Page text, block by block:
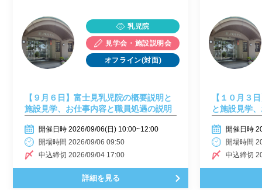
乳児院
見学会・施設説明会
オフライン(対面)
【９月６日】富士見乳児院の概要説明と
施設見学、お仕事内容と職員処遇の説明
開催日時 2026/09/06(日) 10:00~12:00
開場時間 2026/09/06 09:50
申込締切 2026/09/04 17:00
詳細を見る
【１０月３
と施設見学
開催日時
開場時間
申込締切